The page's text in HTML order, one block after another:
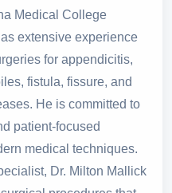
Medical College
extensive experience
for appendicitis,
fistula, fissure, and
He is committed to
patient-focused
medical techniques.
Dr. Milton Mallick